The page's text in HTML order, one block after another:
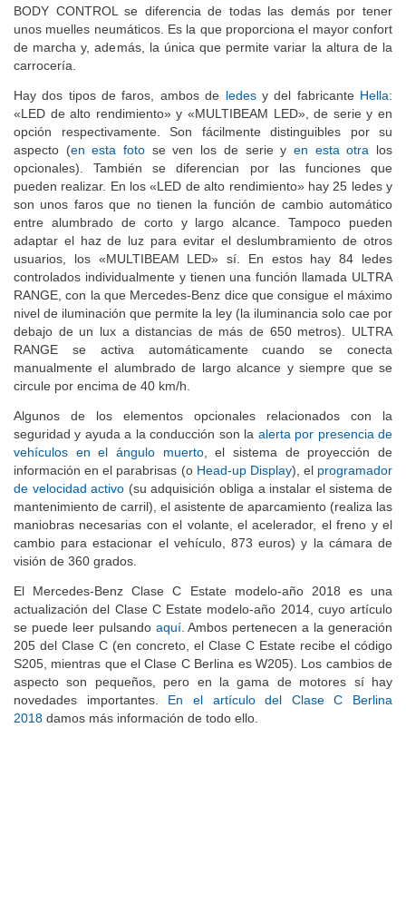
BODY CONTROL se diferencia de todas las demás por tener
unos muelles neumáticos. Es la que proporciona el mayor confort
de marcha y, además, la única que permite variar la altura de la
carrocería.
Hay dos tipos de faros, ambos de ledesy del fabricante Hella:
«LED de alto rendimiento» y «MULTIBEAM LED», de serie y en
opción respectivamente. Son fácilmente distinguibles por su
aspecto (en esta foto se ven los de serie y en esta otra los
opcionales). También se diferencian por las funciones que
pueden realizar. En los «LED de alto rendimiento» hay 25 ledes y
son unos faros que no tienen la función de cambio automático
entre alumbrado de corto y largo alcance. Tampoco pueden
adaptar el haz de luz para evitar el deslumbramiento de otros
usuarios, los «MULTIBEAM LED» sí. En estos hay 84 ledes
controlados individualmente y tienen una función llamada ULTRA
RANGE, con la que Mercedes-Benz dice que consigue el máximo
nivel de iluminación que permite la ley (la iluminancia solo cae por
debajo de un lux a distancias de más de 650 metros). ULTRA
RANGE se activa automáticamente cuando se conecta
manualmente el alumbrado de largo alcance y siempre que se
circule por encima de 40 km/h.
Algunos de los elementos opcionales relacionados con la
seguridad y ayuda a la conducción son la alerta por presencia de
vehículos en el ángulo muerto, el sistema de proyección de
información en el parabrisas (o Head-up Display), el programador
de velocidad activo (su adquisición obliga a instalar el sistema de
mantenimiento de carril), el asistente de aparcamiento (realiza las
maniobras necesarias con el volante, el acelerador, el freno y el
cambio para estacionar el vehículo, 873 euros) y la cámara de
visión de 360 grados.
El Mercedes-Benz Clase C Estate modelo-año 2018 es una
actualización del Clase C Estate modelo-año 2014, cuyo artículo
se puede leer pulsando aquí. Ambos pertenecen a la generación
205 del Clase C (en concreto, el Clase C Estate recibe el código
S205, mientras que el Clase C Berlina es W205). Los cambios de
aspecto son pequeños, pero en la gama de motores sí hay
novedades importantes. En el artículo del Clase C Berlina
2018 damos más información de todo ello.